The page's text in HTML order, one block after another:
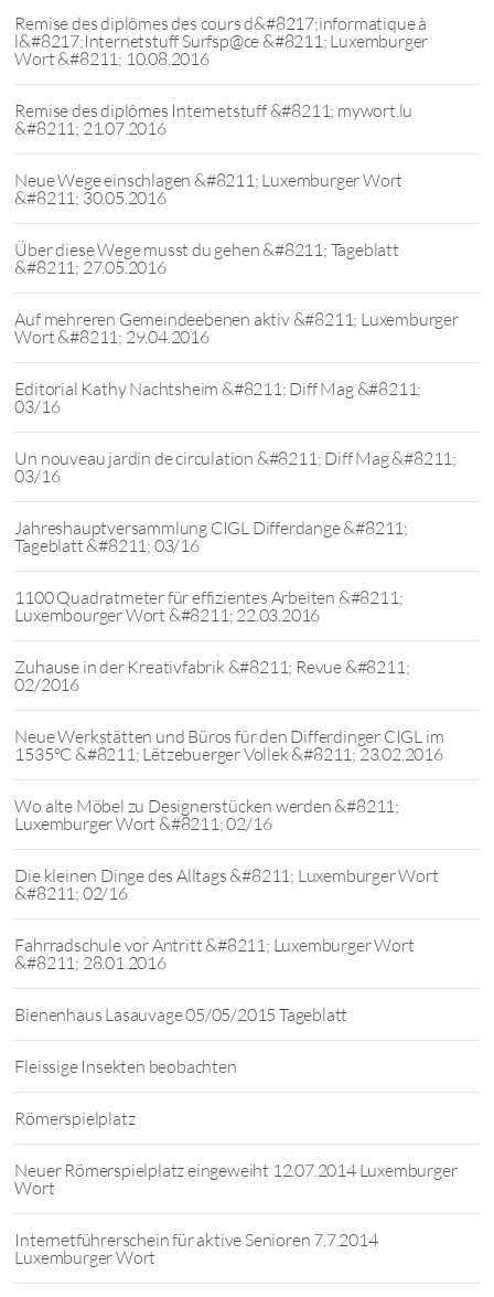
Remise des diplômes des cours d&#8217;informatique à
l&#8217;Internetstuff Surfsp@ce &#8211; Luxemburger
Wort &#8211; 10.08.2016
Remise des diplômes Internetstuff &#8211; mywort.lu
&#8211; 21.07.2016
Neue Wege einschlagen &#8211; Luxemburger Wort
&#8211; 30.05.2016
Über diese Wege musst du gehen &#8211; Tageblatt
&#8211; 27.05.2016
Auf mehreren Gemeindeebenen aktiv &#8211; Luxemburger
Wort &#8211; 29.04.2016
Editorial Kathy Nachtsheim &#8211; Diff Mag &#8211;
03/16
Un nouveau jardin de circulation &#8211; Diff Mag &#8211;
03/16
Jahreshauptversammlung CIGL Differdange &#8211;
Tageblatt &#8211; 03/16
1100 Quadratmeter für effizientes Arbeiten &#8211;
Luxembourger Wort &#8211; 22.03.2016
Zuhause in der Kreativfabrik &#8211; Revue &#8211;
02/2016
Neue Werkstätten und Büros für den Differdinger CIGL im
1535°C &#8211; Lëtzebuerger Vollek &#8211; 23.02.2016
Wo alte Möbel zu Designerstücken werden &#8211;
Luxemburger Wort &#8211; 02/16
Die kleinen Dinge des Alltags &#8211; Luxemburger Wort
&#8211; 02/16
Fahrradschule vor Antritt &#8211; Luxemburger Wort
&#8211; 28.01.2016
Bienenhaus Lasauvage 05/05/2015 Tageblatt
Fleissige Insekten beobachten
Römerspielplatz
Neuer Römerspielplatz eingeweiht 12.07.2014 Luxemburger
Wort
Internetführerschein für aktive Senioren 7.7.2014
Luxemburger Wort